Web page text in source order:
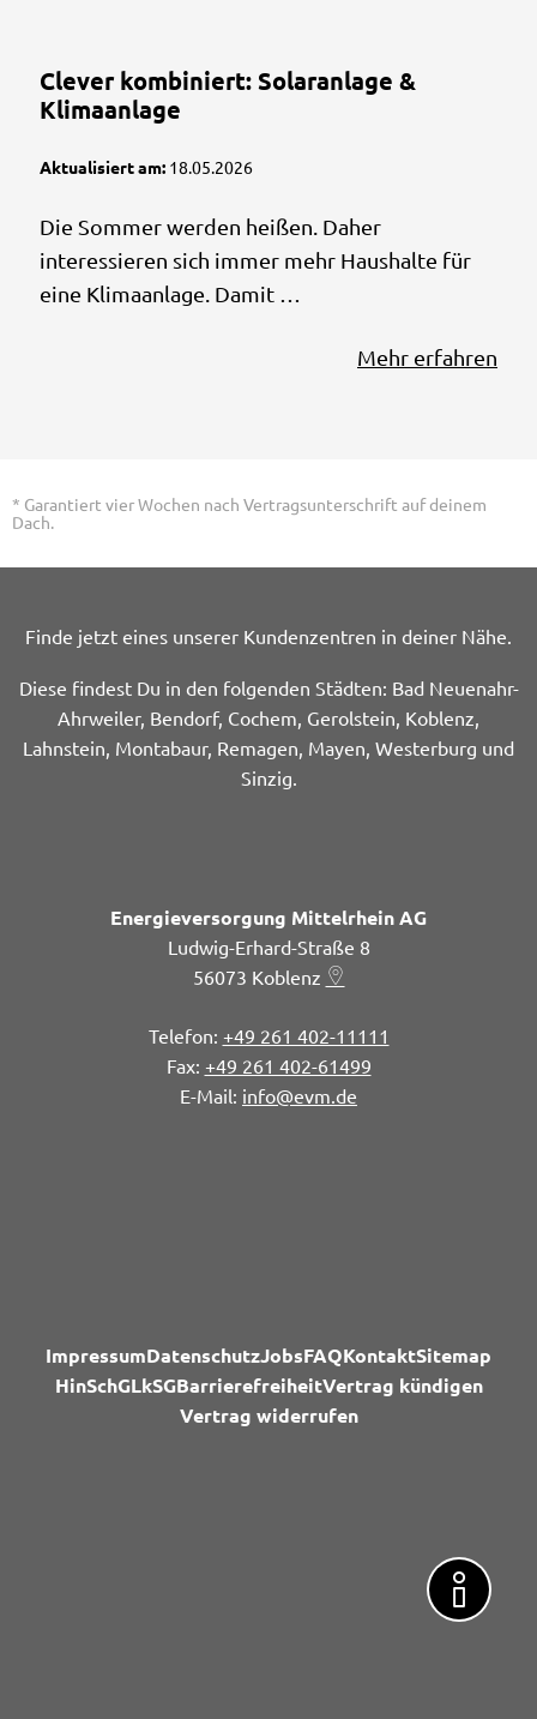
Clever kombiniert: Solaranlage &
Klimaanlage
Aktualisiert am: 18.05.2026
Die Sommer werden heißen. Daher
interessieren sich immer mehr Haushalte für
eine Klimaanlage. Damit …
Mehr erfahren
* Garantiert vier Wochen nach Vertragsunterschrift auf deinem
Dach.
Finde jetzt eines unserer Kundenzentren in deiner Nähe.
Diese findest Du in den folgenden Städten: Bad Neuenahr-
Ahrweiler, Bendorf, Cochem, Gerolstein, Koblenz,
Lahnstein, Montabaur, Remagen, Mayen, Westerburg und
Sinzig.
Energieversorgung Mittelrhein AG
Ludwig-Erhard-Straße 8
56073 Koblenz
+49 261 402-11111
+49 261 402-61499
info@evm.de
ImpressumDatenschutzJobsFAQKontaktSitemap
HinSchGLkSGBarrierefreiheitVertrag kündigen
Vertrag widerrufen